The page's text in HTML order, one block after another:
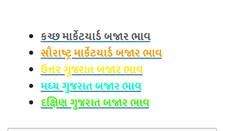
કચ્છ માર્કેટયાર્ડ બજાર ભાવ
સૌરાષ્ટ્ર માર્કેટયાર્ડ બજાર ભાવ
ઉત્તર ગુજરાત બજાર ભાવ
મધ્ય ગુજરાત બજાર ભાવ
દક્ષિણ ગુજરાત બજાર ભાવ